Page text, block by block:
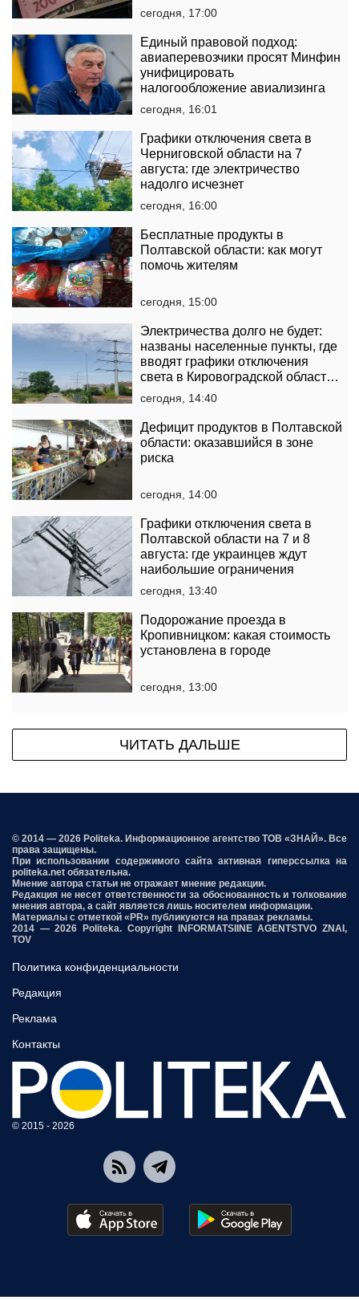
сегодня, 17:00
Единый правовой подход:
авиаперевозчики просят Минфин
унифицировать
налогообложение авиализинга
сегодня, 16:01
Графики отключения света в
Черниговской области на 7
августа: где электричество
надолго исчезнет
сегодня, 16:00
Бесплатные продукты в
Полтавской области: как могут
помочь жителям
сегодня, 15:00
Электричества долго не будет:
названы населенные пункты, где
вводят графики отключения
света в Кировоградской области
на 7 августа
сегодня, 14:40
Дефицит продуктов в Полтавской
области: оказавшийся в зоне
риска
сегодня, 14:00
Графики отключения света в
Полтавской области на 7 и 8
августа: где украинцев ждут
наибольшие ограничения
сегодня, 13:40
Подорожание проезда в
Кропивницком: какая стоимость
установлена ​​в городе
сегодня, 13:00
ЧИТАТЬ ДАЛЬШЕ
© 2014 — 2026 Politeka. Информационное агентство ТОВ «ЗНАЙ». Все
права защищены.
При использовании содержимого сайта активная гиперссылка на
politeka.net обязательна.
Мнение автора статьи не отражает мнение редакции.
Редакция не несет ответственности за обоснованность и толкование
мнения автора, а сайт является лишь носителем информации.
Материалы с отметкой «PR» публикуются на правах рекламы.
2014 — 2026 Politeka. Copyright INFORMATSIINE AGENTSTVO ZNAI,
TOV
Политика конфиденциальности
Редакция
Реклама
Контакты
© 2015 - 2026